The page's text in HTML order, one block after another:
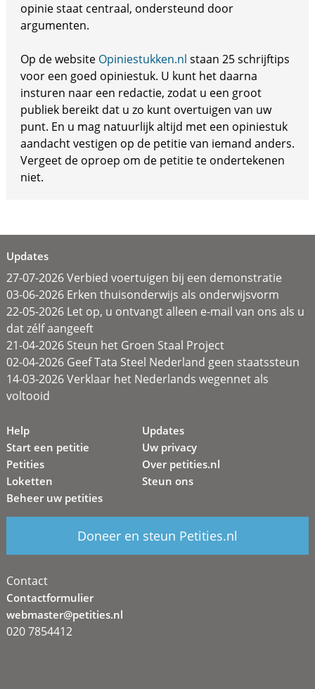
opinie staat centraal, ondersteund door
argumenten.
Op de website Opiniestukken.nl staan 25 schrijftips
voor een goed opiniestuk. U kunt het daarna
insturen naar een redactie, zodat u een groot
publiek bereikt dat u zo kunt overtuigen van uw
punt. En u mag natuurlijk altijd met een opiniestuk
aandacht vestigen op de petitie van iemand anders.
Vergeet de oproep om de petitie te ondertekenen
niet.
Updates
27-07-2026 Verbied voertuigen bij een demonstratie
03-06-2026 Erken thuisonderwijs als onderwijsvorm
22-05-2026 Let op, u ontvangt alleen e-mail van ons als u
dat zélf aangeeft
21-04-2026 Steun het Groen Staal Project
02-04-2026 Geef Tata Steel Nederland geen staatssteun
14-03-2026 Verklaar het Nederlands wegennet als
voltooid
Help
Start een petitie
Petities
Loketten
Beheer uw petities
Updates
Uw privacy
Over petities.nl
Steun ons
Doneer en steun Petities.nl
Contact
Contactformulier
webmaster@petities.nl
020 7854412